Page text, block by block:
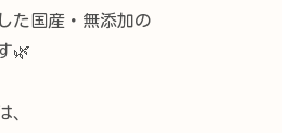
た国産・無添加の
🌿
、